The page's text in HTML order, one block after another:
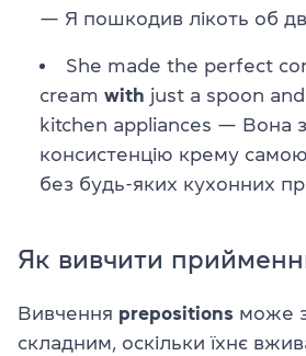
— Я пошкодив лікоть об
She made the perfect
cream with just a spoon and
kitchen appliances — Вона
консистенцію крему
без будь-яких кухонних
Як вивчити
Вивчення prepositions може
складним, оскільки їхнє